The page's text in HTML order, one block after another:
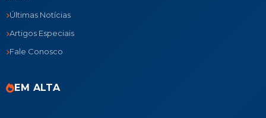
Últimas Notícias
Artigos Especiais
Fale Conosco
EM ALTA